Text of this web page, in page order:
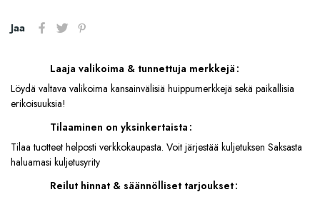
Jaa
Laaja valikoima & tunnettuja merkkejä
Löydä valtava valikoima kansainvälisiä huippumerkkejä sekä paikallisia
erikoisuuksia!
Tilaaminen on yksinkertaista
Tilaa tuotteet helposti verkkokaupasta. Voit järjestää kuljetuksen Saksasta
haluamasi kuljetusyrity
Reilut hinnat & säännölliset tarjoukset